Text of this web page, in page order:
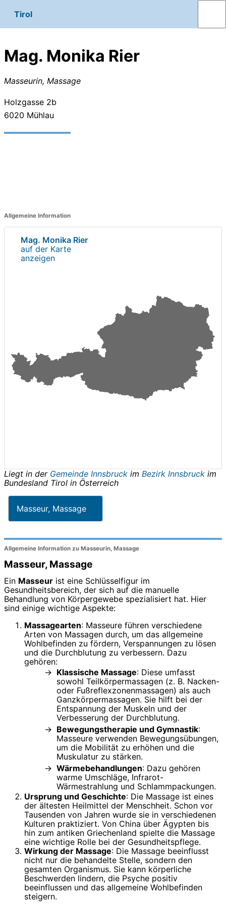
Tirol
Mag. Monika Rier
Masseurin, Massage
Holzgasse 2b
6020 Mühlau
Allgemeine Information
Mag. Monika Rier
auf der Karte
anzeigen
Liegt in der Gemeinde Innsbruck im Bezirk Innsbruck im
Bundesland Tirol in Österreich
Masseur, Massage
Allgemeine Information zu Masseurin, Massage
Masseur, Massage
Ein Masseur ist eine Schlüsselfigur im
Gesundheitsbereich, der sich auf die manuelle
Behandlung von Körpergewebe spezialisiert hat. Hier
sind einige wichtige Aspekte:
Massagearten: Masseure führen verschiedene
Arten von Massagen durch, um das allgemeine
Wohlbefinden zu fördern, Verspannungen zu lösen
und die Durchblutung zu verbessern. Dazu
gehören:
Klassische Massage: Diese umfasst
sowohl Teilkörpermassagen (z. B. Nacken-
oder Fußreflexzonenmassagen) als auch
Ganzkörpermassagen. Sie hilft bei der
Entspannung der Muskeln und der
Verbesserung der Durchblutung.
Bewegungstherapie und Gymnastik:
Masseure verwenden Bewegungsübungen,
um die Mobilität zu erhöhen und die
Muskulatur zu stärken.
Wärmebehandlungen: Dazu gehören
warme Umschläge, Infrarot-
Wärmestrahlung und Schlammpackungen.
Ursprung und Geschichte: Die Massage ist eines
der ältesten Heilmittel der Menschheit. Schon vor
Tausenden von Jahren wurde sie in verschiedenen
Kulturen praktiziert. Von China über Ägypten bis
hin zum antiken Griechenland spielte die Massage
eine wichtige Rolle bei der Gesundheitspflege.
Wirkung der Massage: Die Massage beeinflusst
nicht nur die behandelte Stelle, sondern den
gesamten Organismus. Sie kann körperliche
Beschwerden lindern, die Psyche positiv
beeinflussen und das allgemeine Wohlbefinden
steigern.